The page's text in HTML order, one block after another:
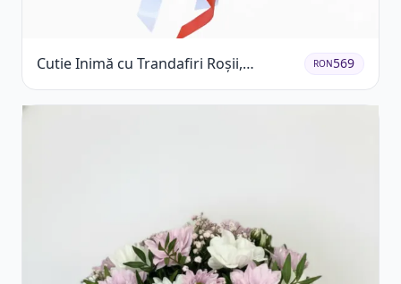
Cutie Inimă cu Trandafiri Roșii,
Crizanteme Albe și Bomboane
Raffaello
RON569